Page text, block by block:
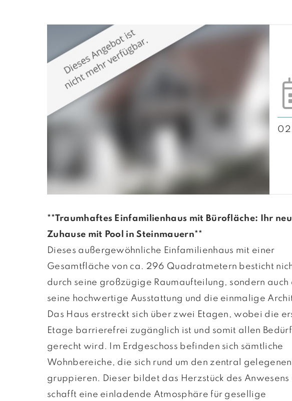
**Traumhaftes Einfamilienhaus mit Bürofläche: Ihr
Zuhause mit Pool in Steinmauern**
Dieses außergewöhnliche Einfamilienhaus mit einer
Gesamtfläche von ca. 296 Quadratmetern besticht
durch seine großzügige Raumaufteilung, sondern auch
seine hochwertige Ausstattung und die einmalige
Das Haus erstreckt sich über zwei Etagen, wobei die
Etage barrierefrei zugänglich ist und somit allen
gerecht wird. Im Erdgeschoss befinden sich sämtliche
Wohnbereiche, die sich rund um den zentral gelegenen
gruppieren. Dieser bildet das Herzstück des Anwesens
schafft eine einladende Atmosphäre für gesellige